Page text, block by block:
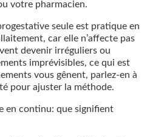
votre pharmacien.
seule est pratique en
car elle n’affecte pas
devenir irréguliers ou
imprévisibles, ce qui est
vous gênent, parlez-en à
pour ajuster la méthode.
en continu: que signifient